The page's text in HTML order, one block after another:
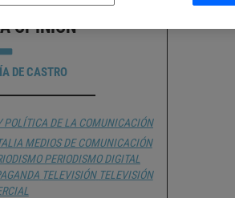
OPINIÓN
DE CASTRO
DE LA COMUNICACIÓN
MEDIOS DE COMUNICACIÓN
PERIODISMO DIGITAL
TELEVISIÓN TELEVISIÓN